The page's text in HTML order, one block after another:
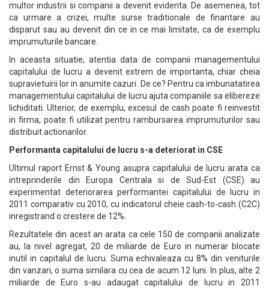
multor industrii si companii a devenit evidenta. De asemenea, tot
ca urmare a crizei, multe surse traditionale de finantare au
disparut sau au devenit din ce in ce mai limitate, ca de exemplu
imprumuturile bancare.
In aceasta situatie, atentia data de companii managementului
capitalului de lucru a devenit extrem de importanta, chiar cheia
supravietuirii lor in anumite cazuri. De ce? Pentru ca imbunatatirea
managementului capitalului de lucru ajuta companiile sa elibereze
lichiditati. Ulterior, de exemplu, excesul de cash poate fi reinvestit
in firma, poate fi utilizat pentru rambursarea imprumuturilor sau
distribuit actionarilor.
Performanta capitalului de lucru s-a deteriorat in CSE
Ultimul raport Ernst & Young asupra capitalului de lucru arata ca
intreprinderile din Europa Centrala si de Sud-Est (CSE) au
experimentat deteriorarea performantei capitalului de lucru in
2011 comparativ cu 2010, cu indicatorul cheie cash-to-cash (C2C)
inregistrand o crestere de 12%.
Rezultatele din acest an arata ca cele 150 de companii analizate
au, la nivel agregat, 20 de miliarde de Euro in numerar blocate
inutil in capitalul de lucru. Suma echivaleaza cu 8% din veniturile
din vanzari, o suma similara cu cea de acum 12 luni. In plus, alte 2
miliarde de Euro s-au adaugat capitalului de lucru in 2011